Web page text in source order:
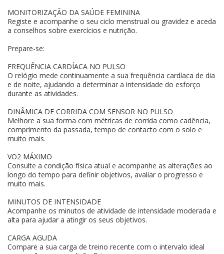
MONITORIZAÇÃO DA SAÚDE FEMININA
Registe e acompanhe o seu ciclo menstrual ou gravidez e aceda
a conselhos sobre exercícios e nutrição.
Prepare-se:
FREQUÊNCIA CARDÍACA NO PULSO
O relógio mede continuamente a sua frequência cardíaca de dia
e de noite, ajudando a determinar a intensidade do esforço
durante as atividades.
DINÂMICA DE CORRIDA COM SENSOR NO PULSO
Melhore a sua forma com métricas de corrida como cadência,
comprimento da passada, tempo de contacto com o solo e
muito mais.
VO2 MÁXIMO
Consulte a condição física atual e acompanhe as alterações ao
longo do tempo para definir objetivos, avaliar o progresso e
muito mais.
MINUTOS DE INTENSIDADE
Acompanhe os minutos de atividade de intensidade moderada e
alta para ajudar a atingir os seus objetivos.
CARGA AGUDA
Compare a sua carga de treino recente com o intervalo ideal